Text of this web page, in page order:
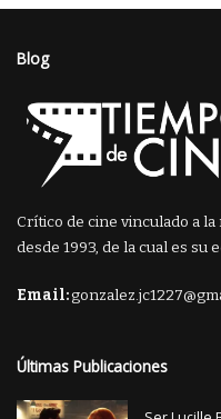
Blog
Crítico de cine vinculado a
desde 1993, de la cual es su
Email:
Últimas Publicaciones